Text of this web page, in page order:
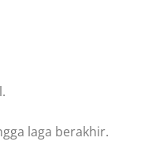
laga berakhir.